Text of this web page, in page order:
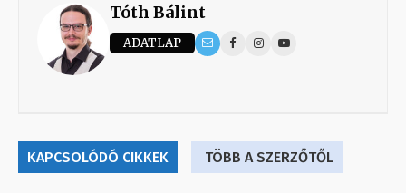
Tóth Bálint
ADATLAP
KAPCSOLÓDÓ CIKKEK TÖBB A SZERZŐTŐL